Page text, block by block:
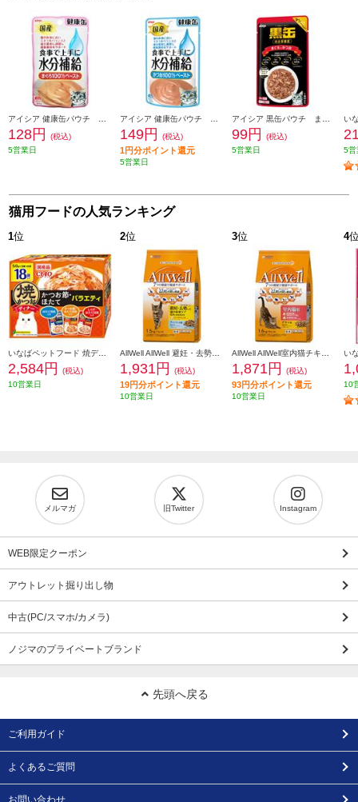
128円
(税込)
5営業日
149円 (税込)
1円分ポイント還元
5営業日
99円
(税込)
5営業日
5営
猫用フードの人気ランキング
1位
いなばペットフード 焼ディナーかつお節ほたてバラエティ50g×18P 103629
2,584円
(税込)
10営業日
2位
1,931円 (税込)
19円分ポイント還元
10営業日
3位
1,871円 (税込)
93円分ポイント還元
10営業日
4
10
メルマガ 旧Twitter Instagram
WEB限定クーポン
アウトレット掘り出し物
中古(PC/スマホ/カメラ)
ノジマのプライベートブランド
先頭へ戻る
ご利用ガイド
よくあるご質問
お問い合わせ